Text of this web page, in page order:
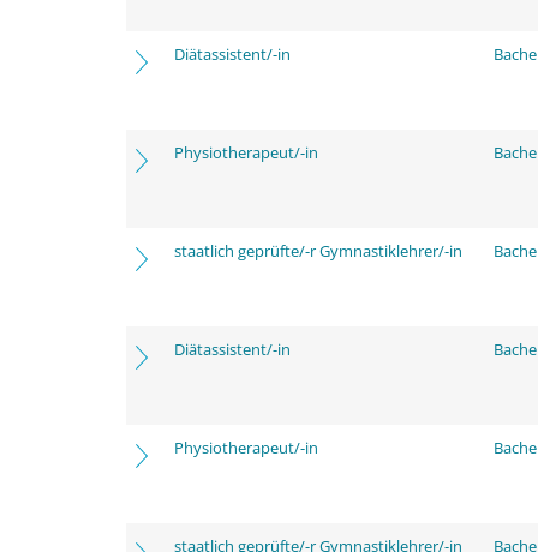
Diätassistent/-in
Physiotherapeut/-in
staatlich geprüfte/-r Gymnastiklehrer/-in
Diätassistent/-in
Physiotherapeut/-in
staatlich geprüfte/-r Gymnastiklehrer/-in